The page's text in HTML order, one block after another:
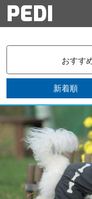
PEDI
おすす
新着順